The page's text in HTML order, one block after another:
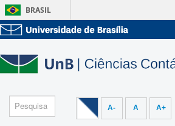
BRASIL
A- A A+